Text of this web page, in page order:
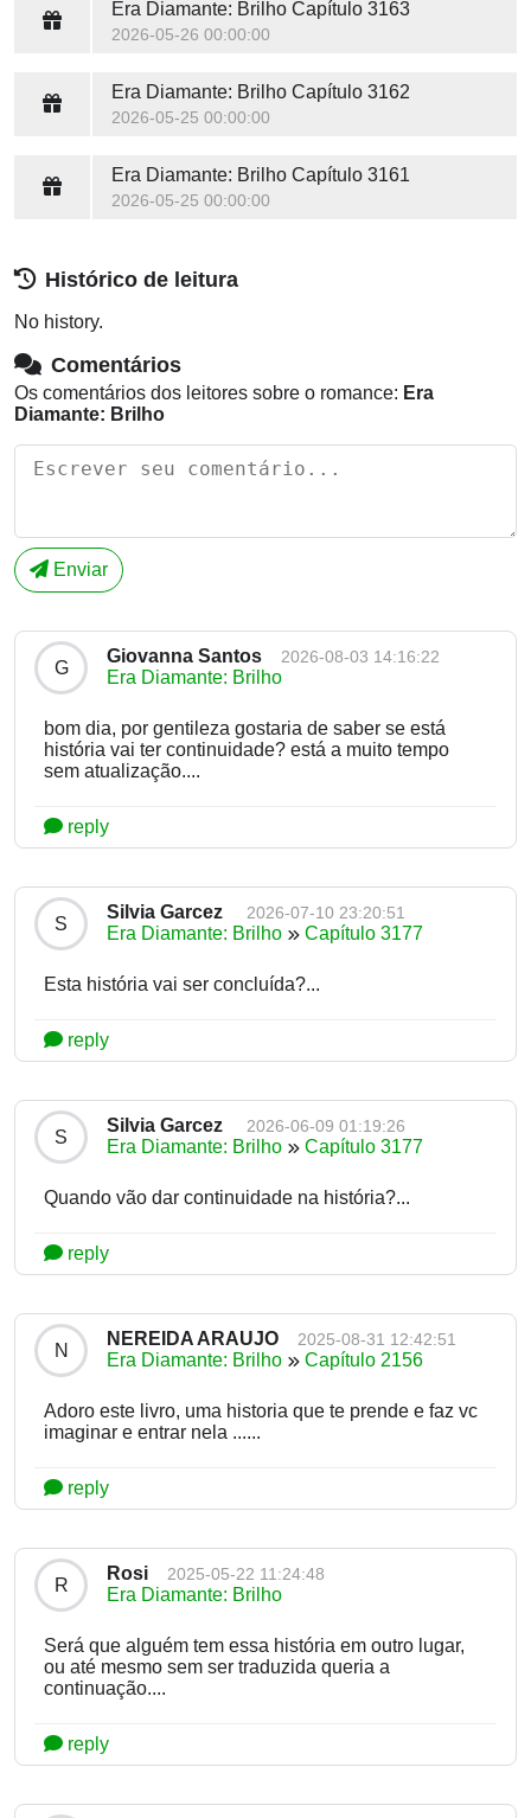
Era Diamante: BrilhoCapítulo 3163
2026-05-26 00:00:00
Era Diamante: BrilhoCapítulo 3162
2026-05-25 00:00:00
Era Diamante: BrilhoCapítulo 3161
2026-05-25 00:00:00
Histórico de leitura
No history.
Comentários
Os comentários dos leitores sobre o romance: Era
Diamante: Brilho
Enviar
G
Giovanna Santos 2026-08-03 14:16:22
Era Diamante: Brilho
bom dia, por gentileza gostaria de saber se está
história vai ter continuidade? está a muito tempo
sem atualização....
reply
S
Silvia Garcez 2026-07-10 23:20:51
Era Diamante: Brilho Capítulo 3177
Esta história vai ser concluída?...
reply
S
Silvia Garcez 2026-06-09 01:19:26
Era Diamante: Brilho Capítulo 3177
Quando vão dar continuidade na história?...
reply
N
NEREIDA ARAUJO 2025-08-31 12:42:51
Era Diamante: Brilho Capítulo 2156
Adoro este livro, uma historia que te prende e faz vc
imaginar e entrar nela ......
reply
R
Rosi 2025-05-22 11:24:48
Era Diamante: Brilho
Será que alguém tem essa história em outro lugar,
ou até mesmo sem ser traduzida queria a
continuação....
reply